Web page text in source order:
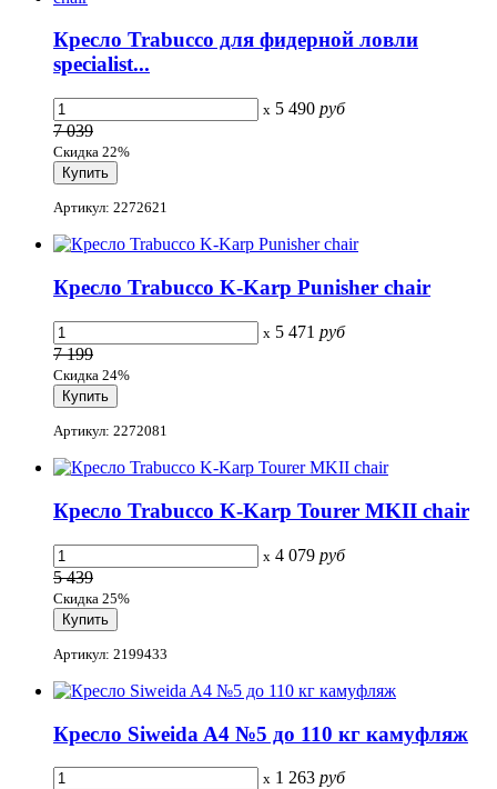
Кресло Trabucco для фидерной ловли
specialist...
x 5 490 руб
7 039
Скидка 22%
Артикул: 2272621
Кресло Trabucco K-Karp Punisher chair
x 5 471 руб
7 199
Скидка 24%
Артикул: 2272081
Кресло Trabucco K-Karp Tourer MKII chair
x 4 079 руб
5 439
Скидка 25%
Артикул: 2199433
Кресло Siweida A4 №5 до 110 кг камуфляж
x 1 263 руб